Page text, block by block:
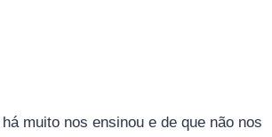
muito nos ensinou e de que não nos